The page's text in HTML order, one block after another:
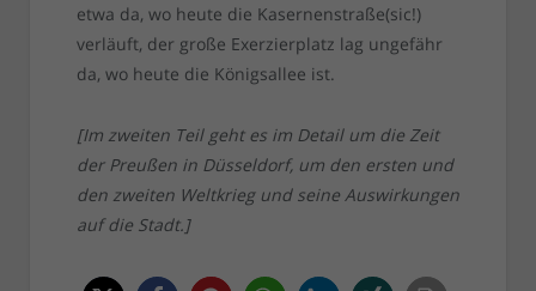
etwa da, wo heute die Kasernenstraße(sic!)
verläuft, der große Exerzierplatz lag ungefähr
da, wo heute die Königsallee ist.
[Im zweiten Teil geht es im Detail um die Zeit
der Preußen in Düsseldorf, um den ersten und
den zweiten Weltkrieg und seine Auswirkungen
auf die Stadt.]